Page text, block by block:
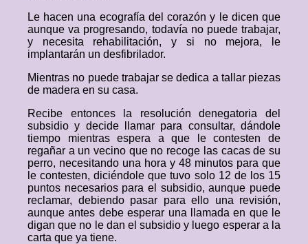
Le hacen una ecografía del corazón y le dicen que
aunque va progresando, todavía no puede trabajar,
y necesita rehabilitación, y si no mejora, le
implantarán un desfibrilador.
Mientras no puede trabajar se dedica a tallar piezas
de madera en su casa.
Recibe entonces la resolución denegatoria del
subsidio y decide llamar para consultar, dándole
tiempo mientras espera a que le contesten de
regañar a un vecino que no recoge las cacas de su
perro, necesitando una hora y 48 minutos para que
le contesten, diciéndole que tuvo solo 12 de los 15
puntos necesarios para el subsidio, aunque puede
reclamar, debiendo pasar para ello una revisión,
aunque antes debe esperar una llamada en que le
digan que no le dan el subsidio y luego esperar a la
carta que ya tiene.